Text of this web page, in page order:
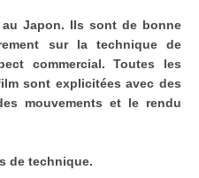
Japon. Ils sont de bonne
sur la technique de
commercial. Toutes les
sont explicitées avec des
mouvements et le rendu
de technique.